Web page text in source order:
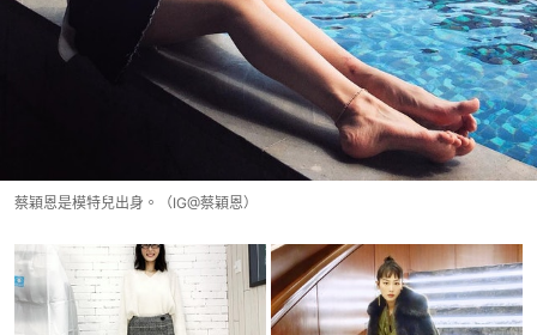
蔡穎恩是模特兒出身。（IG@蔡穎恩）